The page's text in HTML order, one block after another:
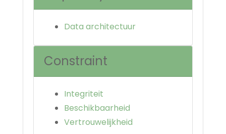
Data architectuur
Constraint
Integriteit
Beschikbaarheid
Vertrouwelijkheid